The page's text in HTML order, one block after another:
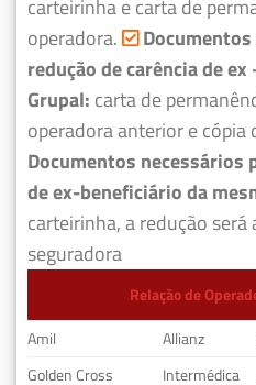
carteirinha e carta de
operadora.
Documentos
redução de carência de
Grupal: carta de
operadora anterior e cópia
Documentos necessários
de ex-beneficiário da
carteirinha, a redução será
seguradora
Relação de
Amil
Allianz
Golden Cross
Intermédica